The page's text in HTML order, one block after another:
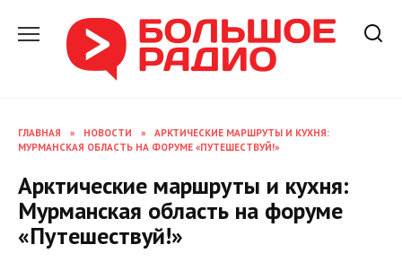
содержанию
ГЛАВНАЯ » НОВОСТИ »
АРКТИЧЕСКИЕ МАРШРУТЫ И КУХНЯ:
МУРМАНСКАЯ ОБЛАСТЬ НА ФОРУМЕ «ПУТЕШЕСТВУЙ!»
Арктические маршруты и кухня:
Мурманская область на форуме
«Путешествуй!»